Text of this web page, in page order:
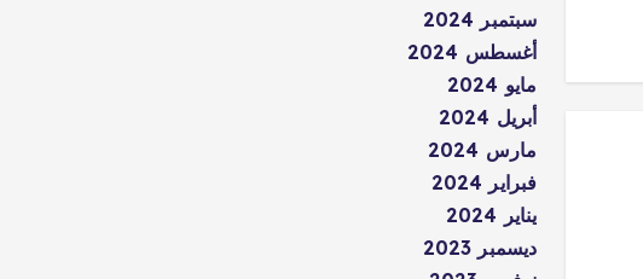
سبتمبر 2024
أغسطس 2024
مايو 2024
أبريل 2024
مارس 2024
فبراير 2024
يناير 2024
ديسمبر 2023